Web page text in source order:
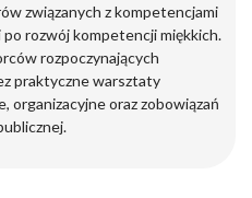
związanych z kompetencjami
rozwój kompetencji miękkich.
rozpoczynających
praktyczne warsztaty
oraz zobowiązań